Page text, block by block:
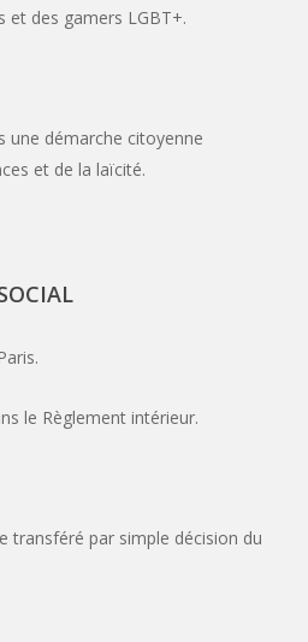
et des gamers LGBT+.
une démarche citoyenne
et de la laïcité.
le Règlement intérieur.
transféré par simple décision du